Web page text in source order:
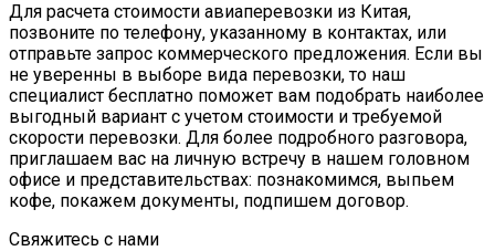
Для расчета стоимости авиаперевозки из Китая,
позвоните по телефону, указанному в контактах, или
отправьте запрос коммерческого предложения. Если вы
не уверенны в выборе вида перевозки, то наш
специалист бесплатно поможет вам подобрать наиболее
выгодный вариант с учетом стоимости и требуемой
скорости перевозки. Для более подробного разговора,
приглашаем вас на личную встречу в нашем головном
офисе и представительствах: познакомимся, выпьем
кофе, покажем документы, подпишем договор.
Свяжитесь с нами